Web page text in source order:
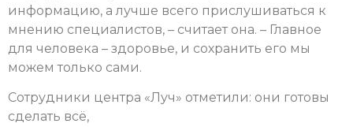
информацию, а лучше всего прислушиваться к
мнению специалистов, – считает она. – Главное
для человека – здоровье, и сохранить его мы
можем только сами.
Сотрудники центра «Луч» отметили: они готовы
сделать всё,